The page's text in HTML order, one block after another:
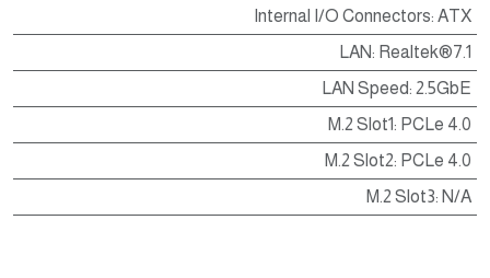
Internal I/O Connectors:ATX
LAN: Realtek®7.1
LAN Speed: 2.5GbE
M.2 Slot1: PCLe 4.0
M.2 Slot2: PCLe 4.0
M.2 Slot3: N/A